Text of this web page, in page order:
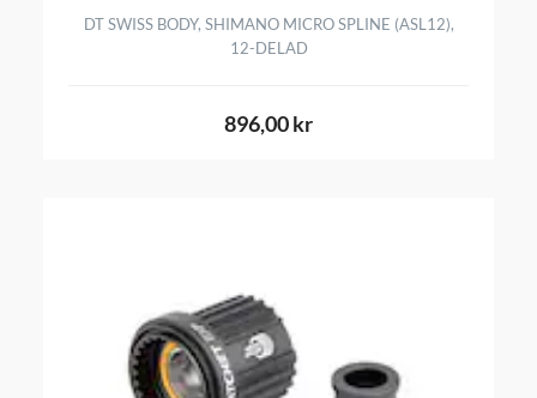
DT SWISS BODY, SHIMANO MICRO SPLINE (ASL12),
12-DELAD
896,00 kr